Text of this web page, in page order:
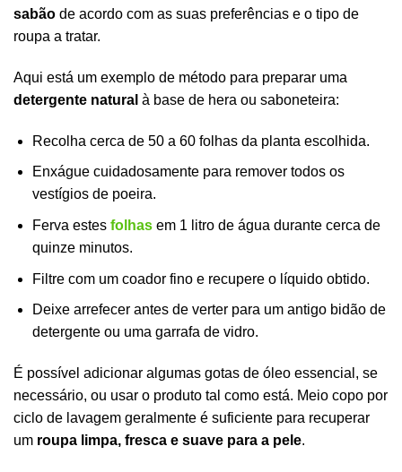
sabão de acordo com as suas preferências e o tipo de
roupa a tratar.
Aqui está um exemplo de método para preparar uma
detergente natural à base de hera ou saboneteira:
Recolha cerca de 50 a 60 folhas da planta escolhida.
Enxágue cuidadosamente para remover todos os
vestígios de poeira.
Ferva estes folhasem 1 litro de água durante cerca de
quinze minutos.
Filtre com um coador fino e recupere o líquido obtido.
Deixe arrefecer antes de verter para um antigo bidão de
detergente ou uma garrafa de vidro.
É possível adicionar algumas gotas de óleo essencial, se
necessário, ou usar o produto tal como está. Meio copo por
ciclo de lavagem geralmente é suficiente para recuperar
um roupa limpa, fresca e suave para a pele.